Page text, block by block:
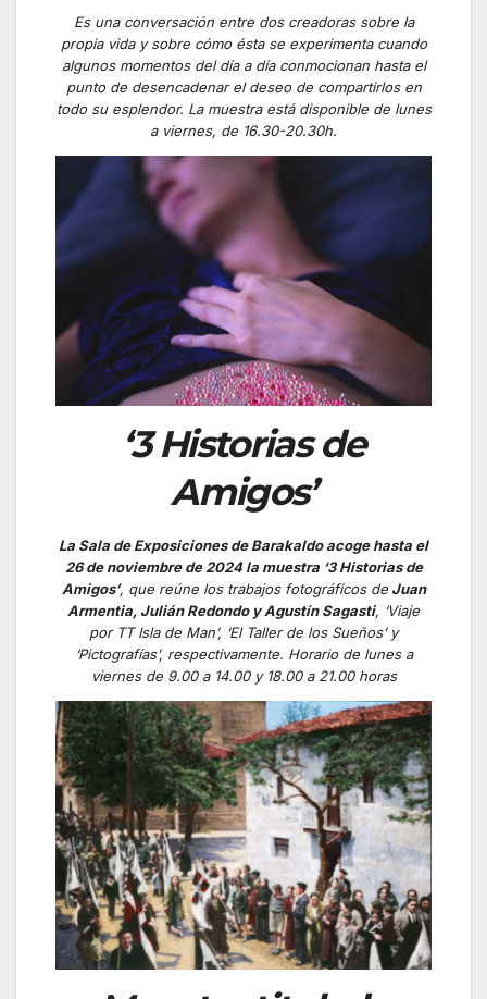
Es una conversación entre dos creadoras sobre la
propia vida y sobre cómo ésta se experimenta cuando
algunos momentos del día a día conmocionan hasta el
punto de desencadenar el deseo de compartirlos en
todo su esplendor. La muestra está disponible de lunes
a viernes, de 16.30-20.30h.
‘3 Historias de
Amigos’
La Sala de Exposiciones de Barakaldo acoge hasta el
26 de noviembre de 2024 la muestra ‘3 Historias de
Amigos’, que reúne los trabajos fotográficos deJuan
Armentia, Julián Redondo y Agustín Sagasti, ‘Viaje
por TT Isla de Man’, ‘El Taller de los Sueños’ y
‘Pictografías’, respectivamente. Horario de lunes a
viernes de 9.00 a 14.00 y 18.00 a 21.00 horas